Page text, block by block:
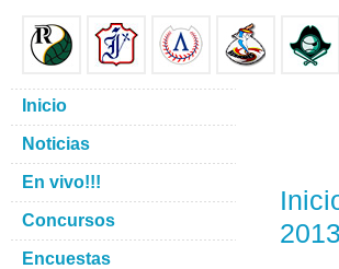
2013
Inicio
Noticias
En vivo!!!
Concursos
Encuestas